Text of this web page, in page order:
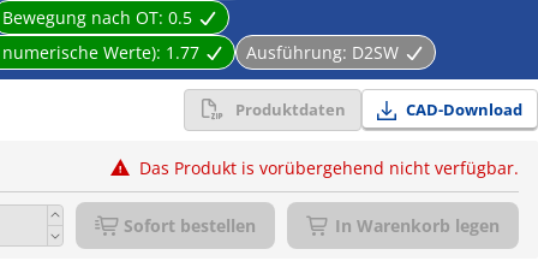
Bewegung nach OT: 0.5
Werte): 1.77 Ausführung: D2SW
Produktdaten CAD-Download
Das Produkt is vorübergehend nicht verfügbar.
Sofort bestellen In Warenkorb legen